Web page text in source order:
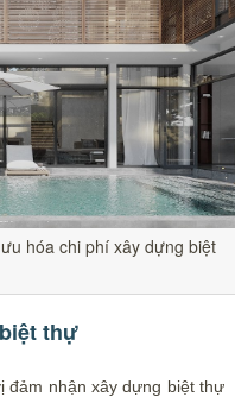
hóa chi phí xây dựng biệt
thự
đảm nhận xây dựng biệt thự